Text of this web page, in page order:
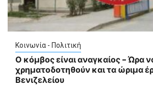
Κοινωνία - Πολιτική
Ο κόμβος είναι αναγκαίος – Ώρα
χρηματοδοτηθούν και τα ώριμα
Βενιζελείου